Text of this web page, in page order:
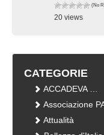
(No
20 views
CATEGORIE
ACCADEVA …
Associazione
Attualità